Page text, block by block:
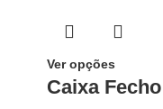
Ver opções
Caixa